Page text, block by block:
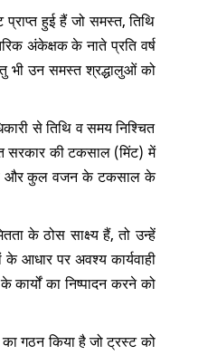
हुई हैं जो समस्त, तिथि
अंकेक्षक के नाते प्रति वर्ष
भी उन समस्त श्रद्धालुओं को
से तिथि व समय निश्चित
सरकार की टकसाल (मिंट) में
और कुल वजन के टकसाल के
के ठोस साक्ष्य हैं, तो उन्हें
आधार पर अवश्य कार्यवाही
का निष्पादन करने को
गठन किया है जो ट्रस्ट को